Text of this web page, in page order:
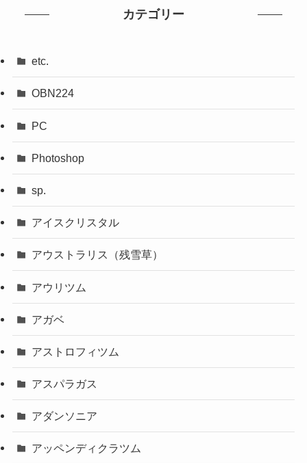
カテゴリー
etc.
OBN224
PC
Photoshop
sp.
アイスクリスタル
アウストラリス（残雪草）
アウリツム
アガベ
アストロフィツム
アスパラガス
アダンソニア
アッペンディクラツム